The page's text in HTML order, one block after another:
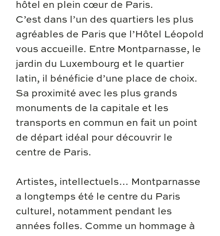
hôtel en plein cœur de Paris.
C’est dans l’un des quartiers les plus
agréables de Paris que l’Hôtel Léopold
vous accueille. Entre Montparnasse, le
jardin du Luxembourg et le quartier
latin, il bénéficie d’une place de choix.
Sa proximité avec les plus grands
monuments de la capitale et les
transports en commun en fait un point
de départ idéal pour découvrir le
centre de Paris.
Artistes, intellectuels… Montparnasse
a longtemps été le centre du Paris
culturel, notamment pendant les
années folles. Comme un hommage à